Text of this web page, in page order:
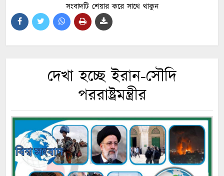
সংবাদটি শেয়ার করে সাথে থাকুন
দেখা হচ্ছে ইরান-সৌদি
পররাষ্ট্রমন্ত্রীর